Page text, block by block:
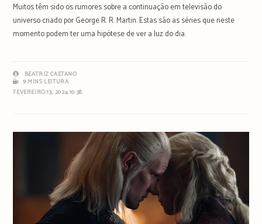
Muitos têm sido os rumores sobre a continuação em televisão do
universo criado por George R. R. Martin. Estas são as séries que neste
momento podem ter uma hipótese de ver a luz do dia.
BEATRIZ CAETANO
9 MINS LEITURA
FEVEREIRO 13, 2024 10:38